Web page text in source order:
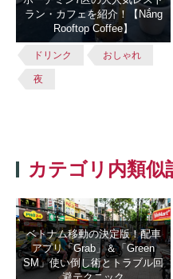
ラン・カフェを紹介！【Nắng
Rooftop Coffee】
ドリンク おしゃれ
夜
カテゴリ内類似
ベトナム移動の決定版！配車
アプリ「Grab」＆「Green
SM」使い倒し術とトラブル回